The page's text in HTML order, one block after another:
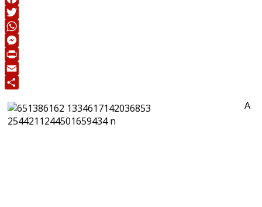
Facebook
Twitter
WhatsApp
Messenger
Print
Email
A